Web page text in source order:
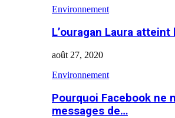
Environnement
L’ouragan Laura atteint
août 27, 2020
Environnement
Pourquoi Facebook ne
messages de…